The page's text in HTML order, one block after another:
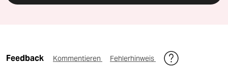
Feedback Kommentieren Fehlerhinweis